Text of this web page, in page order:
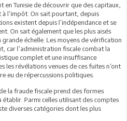
en Tunisie de découvrir que des capitaux,
à l’impôt. On sait pourtant, depuis
existent depuis l’indépendance et se
On sait également que les plus aisés
échelle. Les moyens de vérification
car l’administration fiscale combat la
complet et une insuffisance
les révélations venues de ces fuites n’ont
eu de répercussions politiques.
la fraude fiscale prend des formes
Parmi celles utilisant des comptes
diverses catégories dont les plus